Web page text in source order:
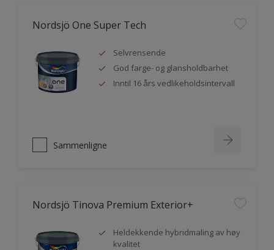
Nordsjö One Super Tech
Selvrensende
God farge- og glansholdbarhet
Inntil 16 års vedlikeholdsintervall
Sammenligne
Nordsjö Tinova Premium Exterior+
Heldekkende hybridmaling av høy
kvalitet